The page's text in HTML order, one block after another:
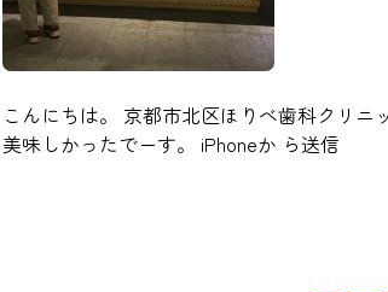
こんにちは。 京都市北区ほりべ歯科クリ
美味しかったでーす。 iPhoneか ら送信